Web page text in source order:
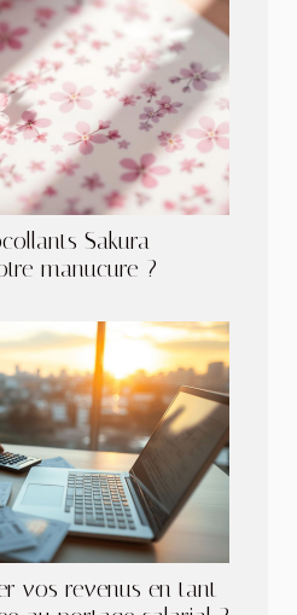
Sakura
manucure ?
vos revenus en tant